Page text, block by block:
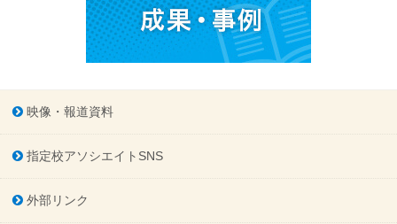
映像・報道資料
指定校アソシエイトSNS
外部リンク